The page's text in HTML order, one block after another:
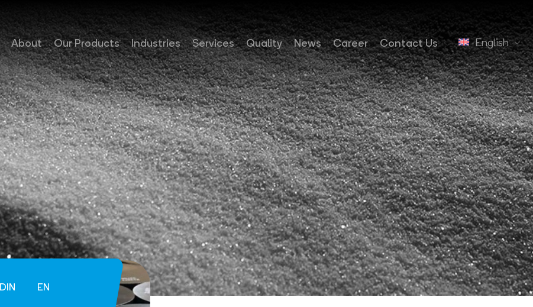
About Our Products Industries Services Quality News Career Contact Us English
DIN EN